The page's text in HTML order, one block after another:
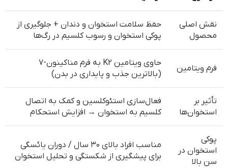
نقش اصلی
محصول
حفظ سلامت استخوان‌ و دندان‌ + جلوگیری از
پوکی استخوان و رسوب کلسیم در رگ‌ها
فرم ویتامین
حاوی ویتامین K2 به فرم مناکینون-۷
(بالاترین جذب و پایداری در بدن)
تأثیر بر
استخوان‌ها
فعال‌سازی استئوکلسین و کمک به اتصال
کلسیم به استخوان → افزایش استحکام
پوکی
استخوان در
سن بالا
مناسب افراد بالای ۳۰ سال / دوران یائسگی
برای پیشگیری از شکستگی و تحلیل استخوان